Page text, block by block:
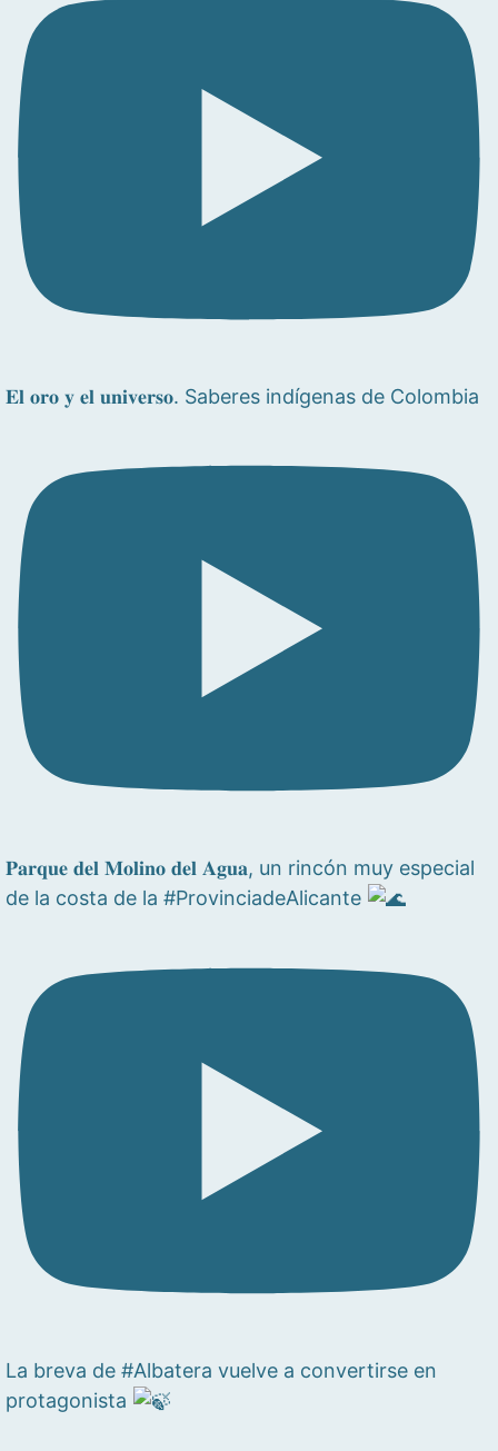
𝐄𝐥 𝐨𝐫𝐨 𝐲 𝐞𝐥 𝐮𝐧𝐢𝐯𝐞𝐫𝐬𝐨. Saberes indígenas de Colombia
𝐏𝐚𝐫𝐪𝐮𝐞 𝐝𝐞𝐥 𝐌𝐨𝐥𝐢𝐧𝐨 𝐝𝐞𝐥 𝐀𝐠𝐮𝐚, un rincón muy especial
de la costa de la #ProvinciadeAlicante
La breva de #Albatera vuelve a convertirse en
protagonista